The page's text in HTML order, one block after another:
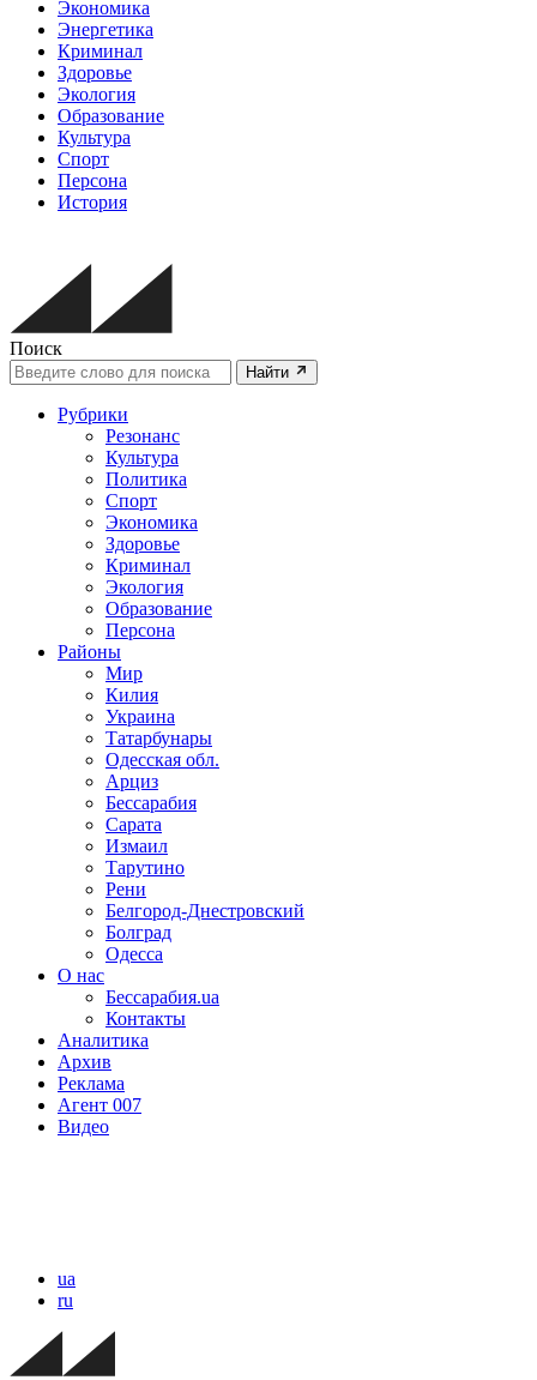
Экономика
Энергетика
Криминал
Здоровье
Экология
Образование
Культура
Спорт
Персона
История
Поиск
Найти
Рубрики
Резонанс
Культура
Политика
Спорт
Экономика
Здоровье
Криминал
Экология
Образование
Персона
Районы
Мир
Килия
Украина
Татарбунары
Одесская обл.
Арциз
Бессарабия
Сарата
Измаил
Тарутино
Рени
Белгород-Днестровский
Болград
Одесса
О нас
Бессарабия.ua
Контакты
Аналитика
Архив
Реклама
Агент 007
Видео
ua
ru